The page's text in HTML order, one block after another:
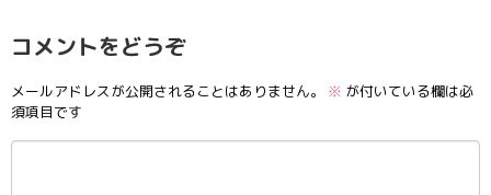
コメントをどうぞ
メールアドレスが公開されることはありません。 ※ が付いている欄は必
須項目です